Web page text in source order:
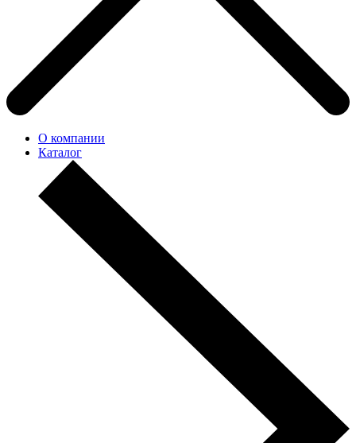
О компании
Каталог